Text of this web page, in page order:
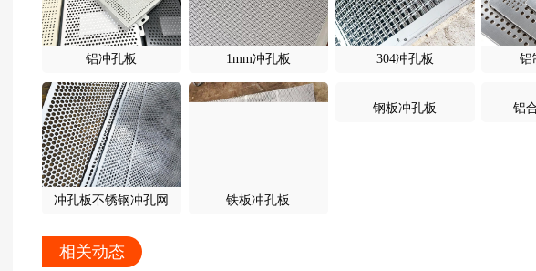
铝冲孔板 1mm冲孔板 304冲孔板 铝
冲孔板不锈钢冲孔网 铁板冲孔板
相关动态